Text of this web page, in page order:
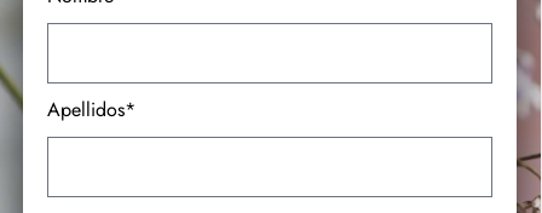
Apellidos*